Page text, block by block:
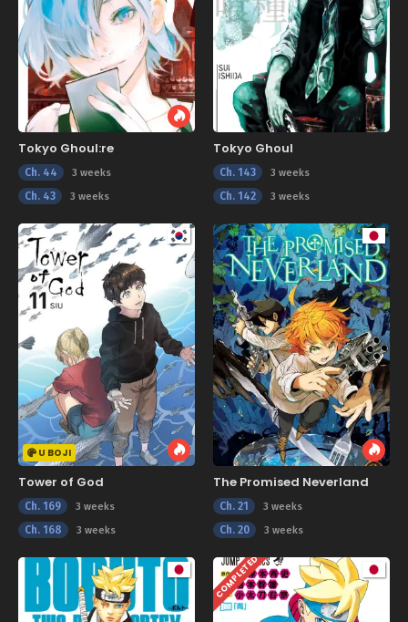
Tokyo Ghoul:re
Ch. 44 3 weeks
Ch. 43 3 weeks
Tokyo Ghoul
Ch. 143 3 weeks
Ch. 142 3 weeks
U BOJI
Tower of God
Ch. 169 3 weeks
Ch. 168 3 weeks
The Promised Neverland
Ch. 21 3 weeks
Ch. 20 3 weeks
COMPLETED